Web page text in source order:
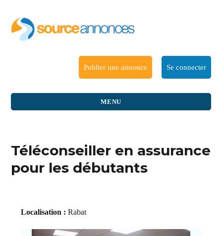
Publier une annonce Se connecter
MENU
Téléconseiller en assurance
pour les débutants
Localisation : Rabat